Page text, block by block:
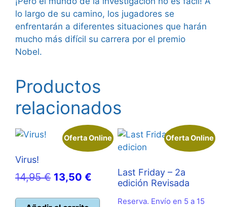
lo largo de su camino, los jugadores se
enfrentarán a diferentes situaciones que harán
mucho más difícil su carrera por el premio
Nobel.
Productos
relacionados
Oferta Online
Virus!
14,95€ El
13,50 €
Oferta Online
Last Friday – 2a
edición Revisada
Reserva. Envío en 5 a 15